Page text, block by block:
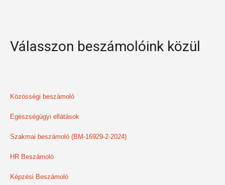
Válasszon beszámolóink közül
Közösségi beszámoló
Egészségügyi ellátások
Szakmai beszámoló (BM-16929-2-2024)
HR Beszámoló
Képzési Beszámoló